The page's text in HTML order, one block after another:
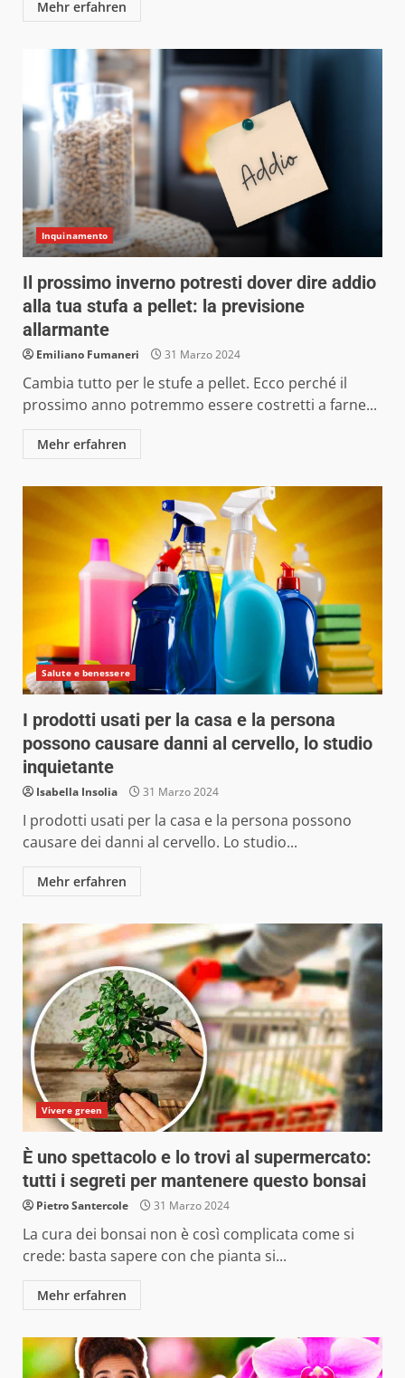
Mehr erfahren
Inquinamento
Il prossimo inverno potresti dover dire addio
alla tua stufa a pellet: la previsione
allarmante
Emiliano Fumaneri 31 Marzo 2024
Cambia tutto per le stufe a pellet. Ecco perché il
prossimo anno potremmo essere costretti a farne...
Mehr erfahren
Salute e benessere
I prodotti usati per la casa e la persona
possono causare danni al cervello, lo studio
inquietante
Isabella Insolia 31 Marzo 2024
I prodotti usati per la casa e la persona possono
causare dei danni al cervello. Lo studio...
Mehr erfahren
Vivere green
È uno spettacolo e lo trovi al supermercato:
tutti i segreti per mantenere questo bonsai
Pietro Santercole 31 Marzo 2024
La cura dei bonsai non è così complicata come si
crede: basta sapere con che pianta si...
Mehr erfahren